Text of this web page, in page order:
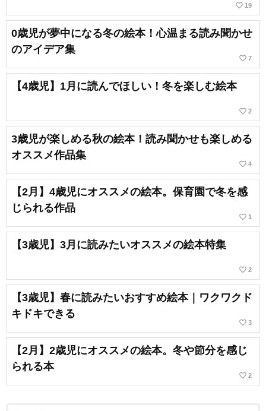
favorite_border 19
0歳児が夢中になる冬の絵本！心温まる読み聞かせ
のアイデア集
favorite_border 7
【4歳児】1月に読んでほしい！冬を楽しむ絵本
favorite_border 2
3歳児が楽しめる秋の絵本！読み聞かせも楽しめる
オススメ作品集
favorite_border 4
【2月】4歳児にオススメの絵本。保育園で冬を感
じられる作品
favorite_border 1
【3歳児】3月に読みたいオススメの絵本特集
favorite_border 2
【3歳児】春に読みたいおすすめ絵本｜ワクワクド
キドキできる
favorite_border 3
【2月】2歳児にオススメの絵本。冬や節分を感じ
られる本
favorite_border 2